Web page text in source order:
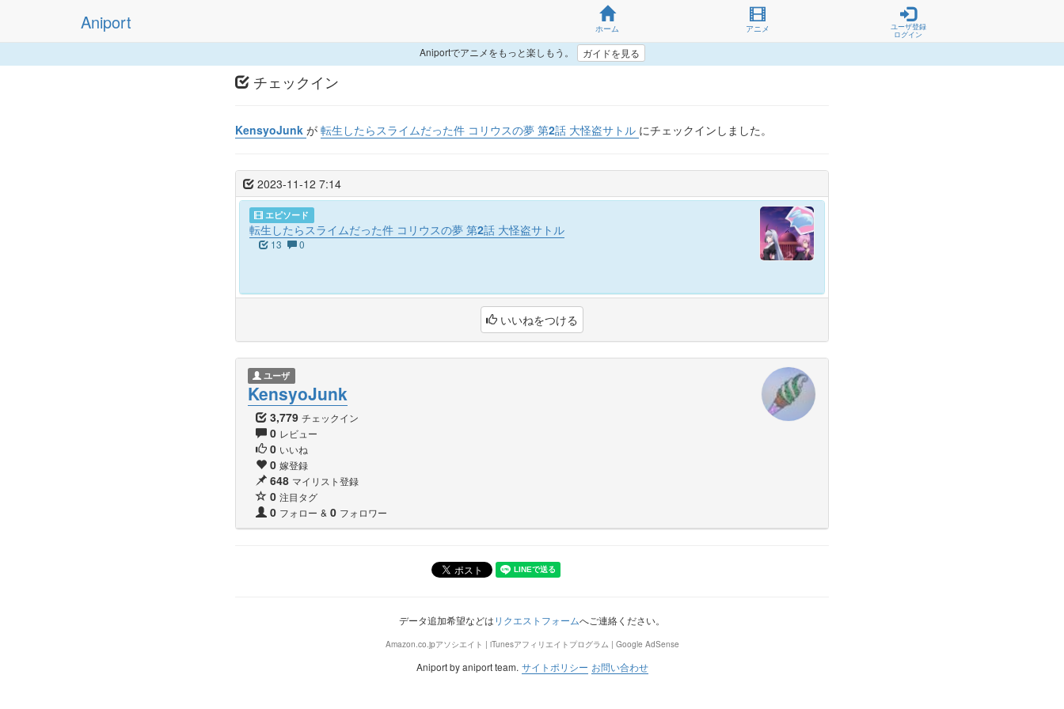
Aniport ホーム アニメ
ユーザ登録
ログイン
Aniportでアニメをもっと楽しもう。 ガイドを見る
チェックイン
KensyoJunk が 転生したらスライムだった件 コリウスの夢 第2話 大怪盗サトル にチェックインしました。
2023-11-12 7:14
エピソード
転生したらスライムだった件 コリウスの夢 第2話 大怪盗サトル
13 0
いいねをつける
ユーザ
KensyoJunk
3,779 チェックイン
0 レビュー
0 いいね
0 嫁登録
648 マイリスト登録
0 注目タグ
0 フォロー & 0 フォロワー
データ追加希望などはリクエストフォームへご連絡ください。
Amazon.co.jpアソシエイト | iTunesアフィリエイトプログラム | Google AdSense
Aniport by aniport team. サイトポリシー お問い合わせ